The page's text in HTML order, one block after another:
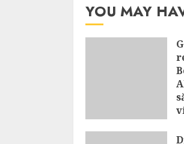
YOU MAY